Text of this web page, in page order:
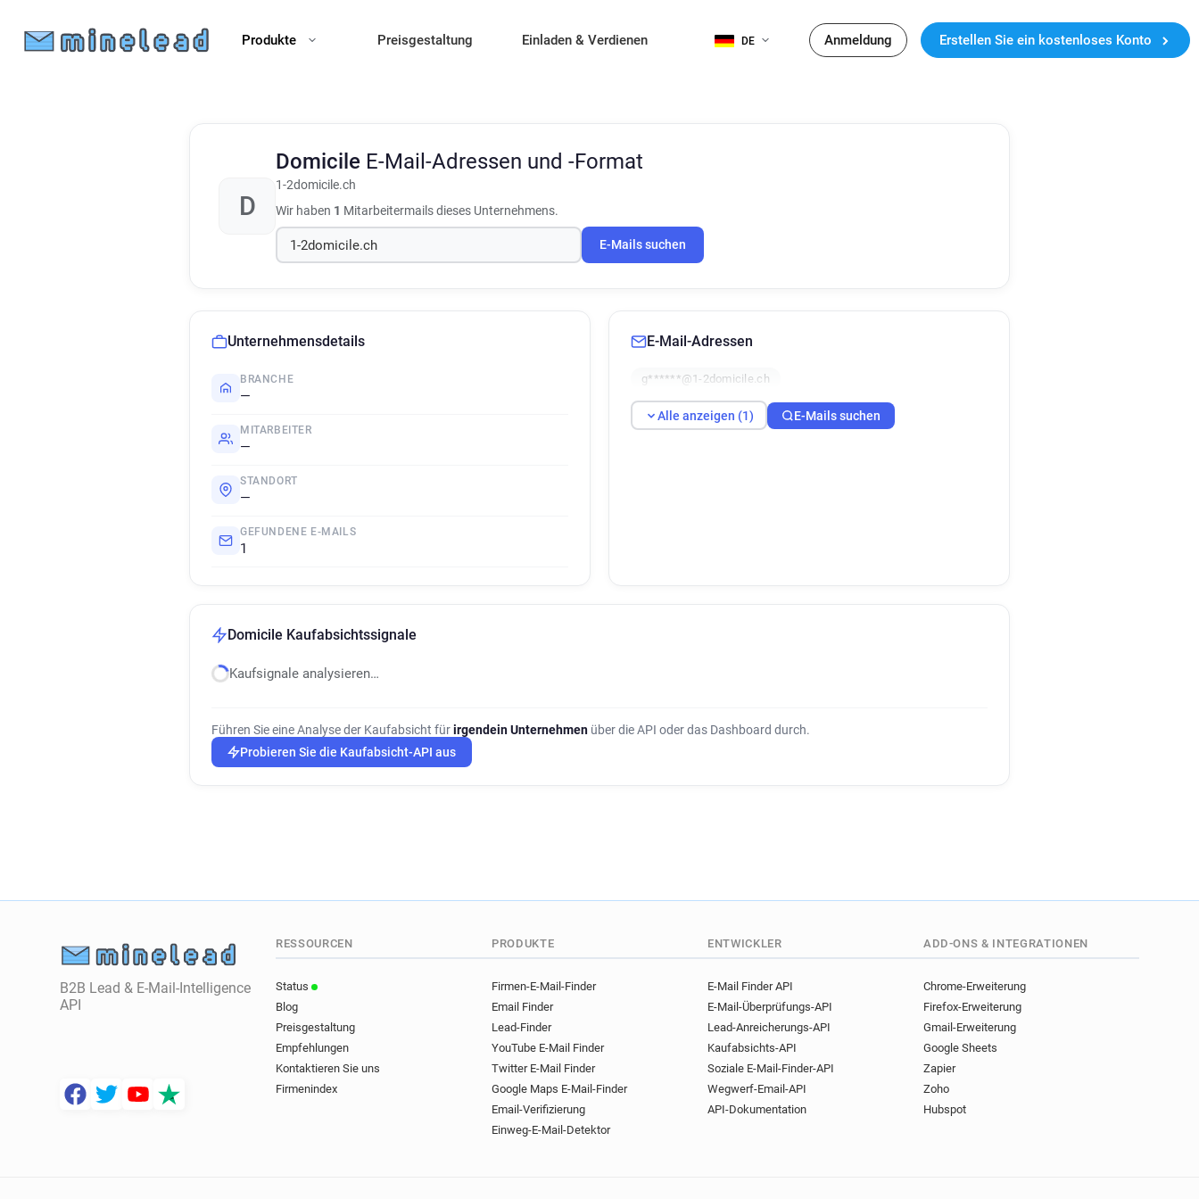
Produkte Preisgestaltung Einladen & Verdienen DE Anmeldung Erstellen Sie ein kostenloses Konto
D
Domicile E-Mail-Adressen und -Format
1-2domicile.ch
Wir haben 1 Mitarbeitermails dieses Unternehmens.
E-Mails suchen
Unternehmensdetails
BRANCHE
—
MITARBEITER
—
STANDORT
—
GEFUNDENE E-MAILS
1
E-Mail-Adressen
g******@1-2domicile.ch
Alle anzeigen (1) E-Mails suchen
Domicile Kaufabsichtssignale
Kaufsignale analysieren…
Führen Sie eine Analyse der Kaufabsicht fürirgendein Unternehmen über die API oder das Dashboard durch.
Probieren Sie die Kaufabsicht-API aus
B2B Lead & E-Mail-Intelligence
API
RESSOURCEN
Status
Blog
Preisgestaltung
Empfehlungen
Kontaktieren Sie uns
Firmenindex
PRODUKTE
Firmen-E-Mail-Finder
Email Finder
Lead-Finder
YouTube E-Mail Finder
Twitter E-Mail Finder
Google Maps E-Mail-Finder
Email-Verifizierung
Einweg-E-Mail-Detektor
ENTWICKLER
E-Mail Finder API
E-Mail-Überprüfungs-API
Lead-Anreicherungs-API
Kaufabsichts-API
Soziale E-Mail-Finder-API
Wegwerf-Email-API
API-Dokumentation
ADD-ONS & INTEGRATIONEN
Chrome-Erweiterung
Firefox-Erweiterung
Gmail-Erweiterung
Google Sheets
Zapier
Zoho
Hubspot